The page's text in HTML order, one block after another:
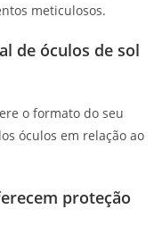
meticulosos.
de óculos de sol
o formato do seu
óculos em relação ao
proteção